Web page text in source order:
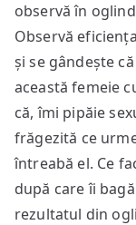
observă în
Observă
și se gândește
această femeie
că, îmi pipăie
frăgezită ce
întreabă el. Ce
după care îi
rezultatul din